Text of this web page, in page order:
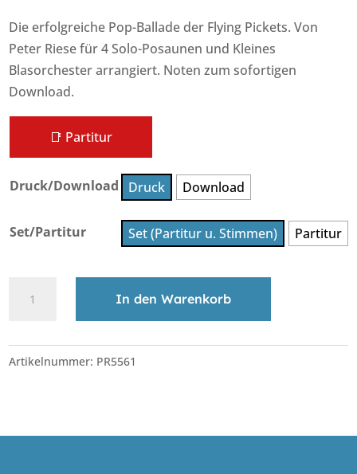
Die erfolgreiche Pop-Ballade der Flying Pickets. Von
Peter Riese für 4 Solo-Posaunen und Kleines
Blasorchester arrangiert. Noten zum sofortigen
Download.
📑 Partitur
Druck/Download Druck Download
Set/Partitur Set (Partitur u. Stimmen) Partitur
4
Kl.
In den Warenkorb
n
Artikelnummer: PR5561